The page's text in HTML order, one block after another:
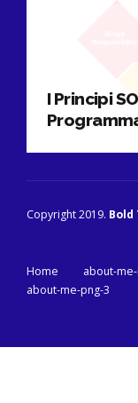
I Principi
Copyright 2019. Bold
Home about-
about-me-png-3